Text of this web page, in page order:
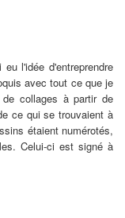
l'idée d'entreprendre
avec tout ce que je
de collages à partir de
ce qui se trouvaient à
étaient numérotés,
Celui-ci est signé à